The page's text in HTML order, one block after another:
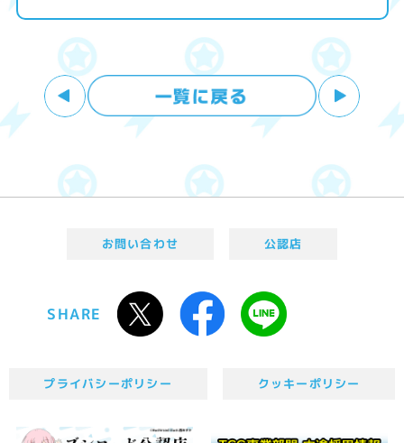
お問い合わせ 公認店
SHARE
プライバシーポリシー クッキーポリシー